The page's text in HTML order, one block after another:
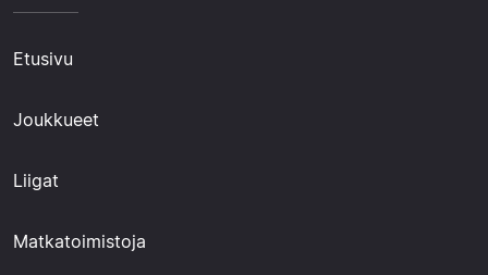
Etusivu
Joukkueet
Liigat
Matkatoimistoja